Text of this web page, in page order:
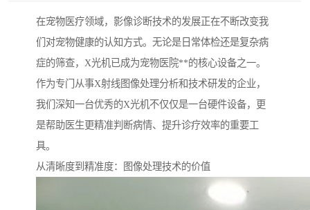
在宠物医疗领域，影像诊断技术的发展正在不断改变我
们对宠物健康的认知方式。无论是日常体检还是复杂病
症的筛查，X光机已成为宠物医院**的核心设备之一。
作为专门从事X射线图像处理分析和技术研发的企业，
我们深知一台优秀的X光机不仅仅是一台硬件设备，更
是帮助医生更精准判断病情、提升诊疗效率的重要工
具。
从清晰度到精准度：图像处理技术的价值